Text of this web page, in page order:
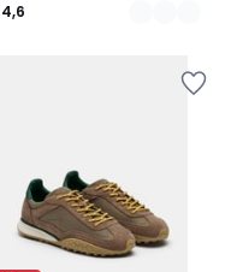
4,6